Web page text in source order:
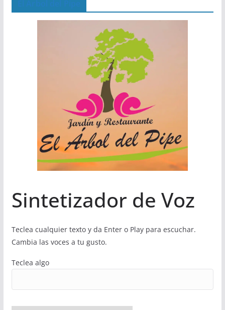
Sintetizador de Voz
Teclea cualquier texto y da Enter o Play para escuchar.
Cambia las voces a tu gusto.
Teclea algo